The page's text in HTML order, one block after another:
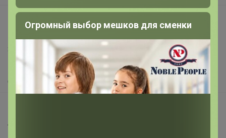
support@24-ok.ru
Написать в поддержку
Защита покупателя
Помощь
О нас
Анонсы
Огромный выбор мешков для сменки